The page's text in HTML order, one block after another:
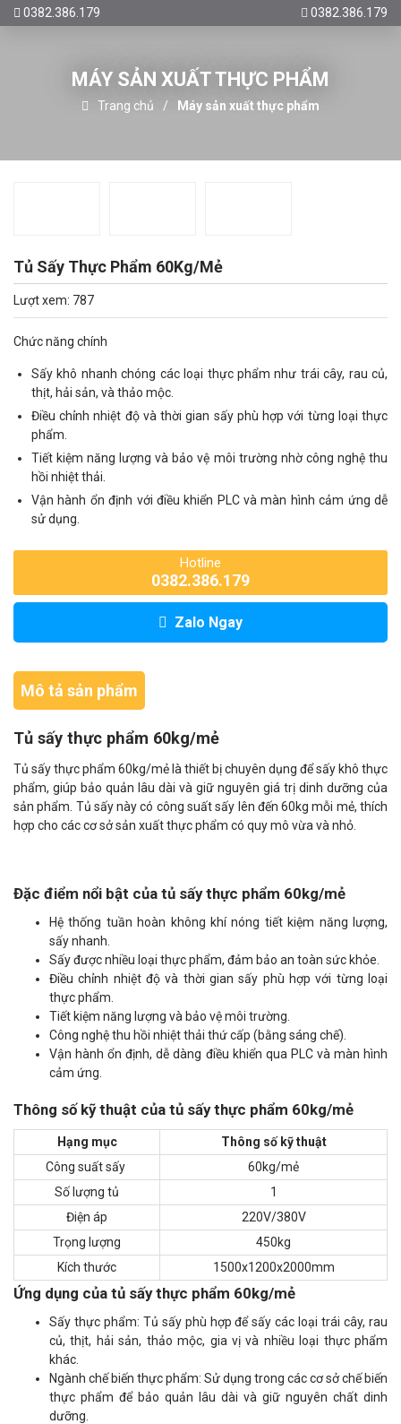
0382.386.179 0382.386.179
MÁY SẢN XUẤT THỰC PHẨM
Trang chủ Máy sản xuất thực phẩm
Tủ Sấy Thực Phẩm 60Kg/Mẻ
Lượt xem: 787
Chức năng chính
Sấy khô nhanh chóng các loại thực phẩm như trái cây, rau củ,
thịt, hải sản, và thảo mộc.
Điều chỉnh nhiệt độ và thời gian sấy phù hợp với từng loại thực
phẩm.
Tiết kiệm năng lượng và bảo vệ môi trường nhờ công nghệ thu
hồi nhiệt thải.
Vận hành ổn định với điều khiển PLC và màn hình cảm ứng dễ
sử dụng.
Hotline
0382.386.179
Zalo Ngay
Mô tả sản phẩm
Tủ sấy thực phẩm 60kg/mẻ
Tủ sấy thực phẩm 60kg/mẻ là thiết bị chuyên dụng để sấy khô thực
phẩm, giúp bảo quản lâu dài và giữ nguyên giá trị dinh dưỡng của
sản phẩm. Tủ sấy này có công suất sấy lên đến 60kg mỗi mẻ, thích
hợp cho các cơ sở sản xuất thực phẩm có quy mô vừa và nhỏ.
Đặc điểm nổi bật của tủ sấy thực phẩm 60kg/mẻ
Hệ thống tuần hoàn không khí nóng tiết kiệm năng lượng,
sấy nhanh.
Sấy được nhiều loại thực phẩm, đảm bảo an toàn sức khỏe.
Điều chỉnh nhiệt độ và thời gian sấy phù hợp với từng loại
thực phẩm.
Tiết kiệm năng lượng và bảo vệ môi trường.
Công nghệ thu hồi nhiệt thải thứ cấp (bằng sáng chế).
Vận hành ổn định, dễ dàng điều khiển qua PLC và màn hình
cảm ứng.
Thông số kỹ thuật của tủ sấy thực phẩm 60kg/mẻ
Hạng mục
Thông số kỹ thuật
Công suất sấy
60kg/mẻ
Số lượng tủ
1
Điện áp
220V/380V
Trọng lượng
450kg
Kích thước
1500x1200x2000mm
Ứng dụng của tủ sấy thực phẩm 60kg/mẻ
Sấy thực phẩm: Tủ sấy phù hợp để sấy các loại trái cây, rau
củ, thịt, hải sản, thảo mộc, gia vị và nhiều loại thực phẩm
khác.
Ngành chế biến thực phẩm: Sử dụng trong các cơ sở chế biến
thực phẩm để bảo quản lâu dài và giữ nguyên chất dinh
dưỡng.